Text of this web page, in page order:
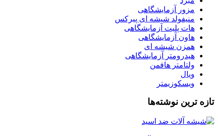
مزور آزمایشگاهی
منیفولد شیشه ای پیرکس
هات پلیت آزمایشگاهی
هاون آزمایشگاهی
همزن شیشه ای
هیدرومتر آزمایشگاهی
ولتامتر هافمن
ویال
ویسکوزیمتر
تازه ترین نوشته‌ها